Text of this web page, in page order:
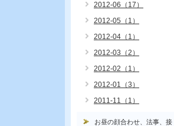
2012-06（17）
2012-05（1）
2012-04（1）
2012-03（2）
2012-02（1）
2012-01（3）
2011-11（1）
お昼の顔合わせ、法事、接